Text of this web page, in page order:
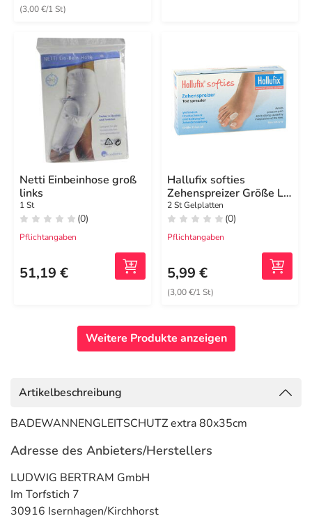
(3,00 €/1 St)
Netti Einbeinhose groß
links
1 St
(0)
Pflichtangaben
51,19 €
Hallufix softies
Zehenspreizer Größe L
42 - 46
2 St Gelplatten
(0)
Pflichtangaben
5,99 €
(3,00 €/1 St)
Weitere Produkte anzeigen
Artikelbeschreibung
BADEWANNENGLEITSCHUTZ extra 80x35cm
Adresse des Anbieters/Herstellers
LUDWIG BERTRAM GmbH
Im Torfstich 7
30916 Isernhagen/Kirchhorst